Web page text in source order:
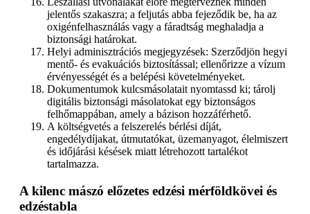
jelentős szakaszra; a feljutás abba fejeződik be, ha az
oxigénfelhasználás vagy a fáradtság meghaladja a
biztonsági határokat.
Helyi adminisztrációs megjegyzések: Szerződjön hegyi
mentő- és evakuációs biztosítással; ellenőrizze a vízum
érvényességét és a belépési követelményeket.
Dokumentumok kulcsmásolatait nyomtassd ki; tárolj
digitális biztonsági másolatokat egy biztonságos
felhőmappában, amely a bázison hozzáférhető.
A költségvetés a felszerelés bérlési díját,
engedélydíjakat, útmutatókat, üzemanyagot, élelmiszert
és időjárási késések miatt létrehozott tartalékot
tartalmazza.
A kilenc mászó előzetes edzési mérföldkövei és
edzéstabla